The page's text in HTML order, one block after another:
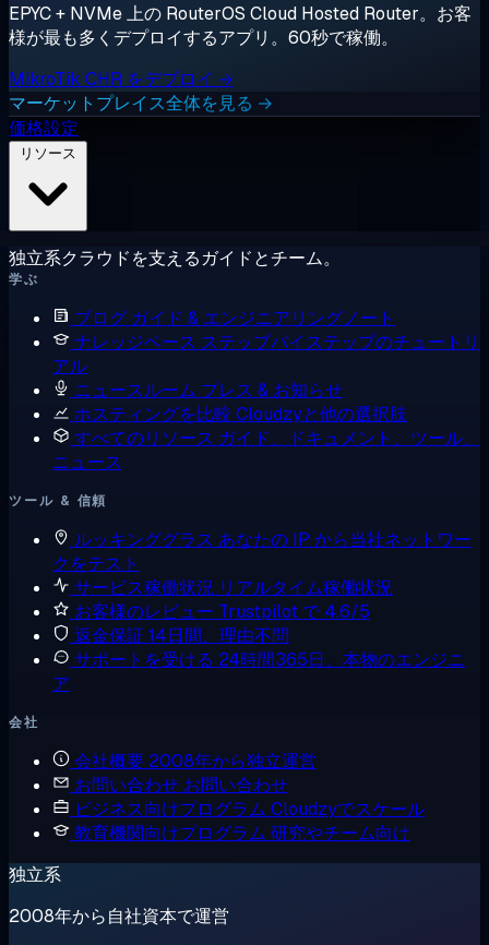
EPYC + NVMe 上の RouterOS Cloud Hosted Router。お客
様が最も多くデプロイするアプリ。60秒で稼働。
MikroTik CHR をデプロイ →
マーケットプレイス全体を見る →
価格設定
独立系クラウドを支えるガイドとチーム。
学ぶ
ブログ ガイド & エンジニアリングノート
ナレッジベース ステップバイステップのチュートリ
アル
ニュースルーム プレス & お知らせ
ホスティングを比較 Cloudzyと他の選択肢
すべてのリソース ガイド、ドキュメント、ツール、
ニュース
ツール & 信頼
ルッキンググラス あなたの IP から当社ネットワー
クをテスト
サービス稼働状況 リアルタイム稼働状況
お客様のレビュー Trustpilot で 4.6/5
返金保証 14日間、理由不問
サポートを受ける 24時間365日、本物のエンジニ
ア
会社
会社概要 2008年から独立運営
お問い合わせ お問い合わせ
ビジネス向けプログラム Cloudzyでスケール
教育機関向けプログラム 研究やチーム向け
独立系
2008年から自社資本で運営